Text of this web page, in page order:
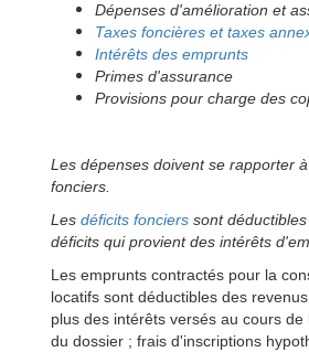
Dépenses d'amélioration et
Taxes foncières et taxes
Intérêts des emprunts
Primes d'assurance
Provisions pour charge des
Les dépenses doivent se rapporter
fonciers.
Les déficits fonciers sont
déficits qui provient des intérêts
Les emprunts contractés pour la
locatifs sont déductibles des
plus des intérêts versés au cours
du dossier ; frais d'inscriptions